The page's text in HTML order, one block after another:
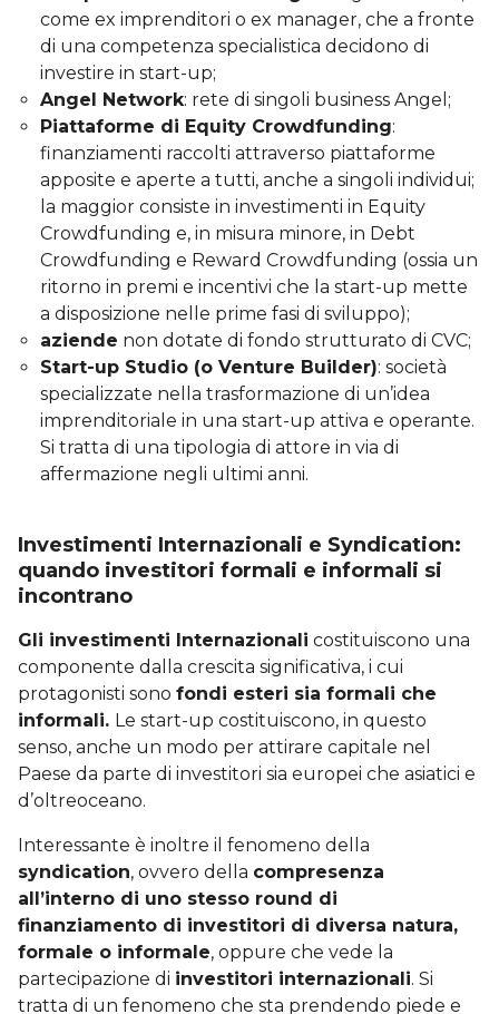
come ex imprenditori o ex manager, che a fronte
di una competenza specialistica decidono di
investire in start-up;
Angel Network: rete di singoli business Angel;
Piattaforme di Equity Crowdfunding:
finanziamenti raccolti attraverso piattaforme
apposite e aperte a tutti, anche a singoli individui;
la maggior consiste in investimenti in Equity
Crowdfunding e, in misura minore, in Debt
Crowdfunding e Reward Crowdfunding (ossia un
ritorno in premi e incentivi che la start-up mette
a disposizione nelle prime fasi di sviluppo);
aziende non dotate di fondo strutturato di CVC;
Start-up Studio (o Venture Builder): società
specializzate nella trasformazione di un’idea
imprenditoriale in una start-up attiva e operante.
Si tratta di una tipologia di attore in via di
affermazione negli ultimi anni.
Investimenti Internazionali e Syndication:
quando investitori formali e informali si
incontrano
Gli investimenti Internazionali costituiscono una
componente dalla crescita significativa, i cui
protagonisti sono fondi esteri sia formali che
informali. Le start-up costituiscono, in questo
senso, anche un modo per attirare capitale nel
Paese da parte di investitori sia europei che asiatici e
d’oltreoceano.
Interessante è inoltre il fenomeno della
syndication, ovvero della compresenza
all’interno di uno stesso round di
finanziamento di investitori di diversa natura,
formale o informale, oppure che vede la
partecipazione di investitori internazionali. Si
tratta di un fenomeno che sta prendendo piede e